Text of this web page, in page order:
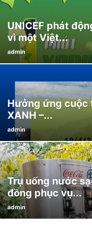
UNICEF phát
vì một Việt...
admin
Hưởng ứng cuộc
XANH –...
admin
Trụ uống nước
đồng phục vụ...
admin